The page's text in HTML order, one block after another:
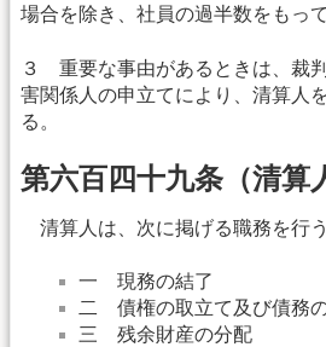
場合を除き、社員の過半数をもっ
３ 重要な事由があるときは、裁
害関係人の申立てにより、清算人
る。
第六百四十九条（清算
清算人は、次に掲げる職務を行う
一 現務の結了
二 債権の取立て及び債務
三 残余財産の分配